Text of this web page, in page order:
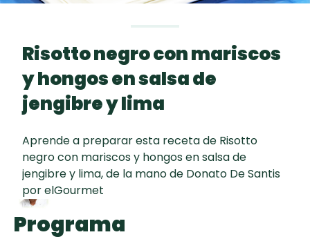
Galletas con
Chispas de
Tiramisú
recetas
Risotto negro con mariscos
y hongos en salsa de
jengibre y lima
Aprende a preparar esta receta de Risotto
negro con mariscos y hongos en salsa de
jengibre y lima, de la mano de Donato De Santis
por elGourmet
Autor
Donato De Santis
Programa